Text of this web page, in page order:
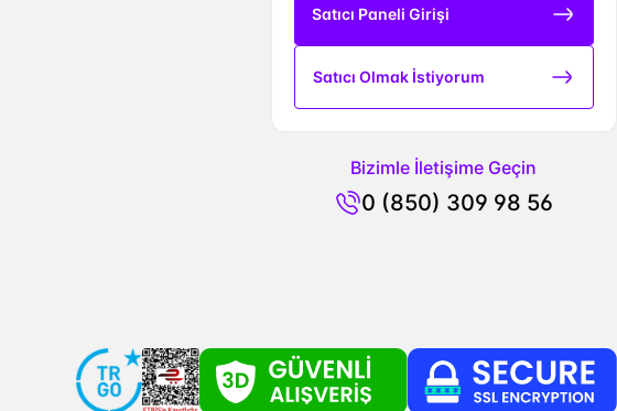
Satıcı Paneli Girişi
Satıcı Olmak İstiyorum
Bizimle İletişime Geçin
0 (850) 309 98 56